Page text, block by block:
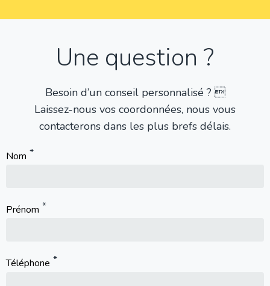
Une question ?
Besoin d’un conseil personnalisé ? 
Laissez-nous vos coordonnées, nous vous
contacterons dans les plus brefs délais.
Nom
Prénom
Téléphone